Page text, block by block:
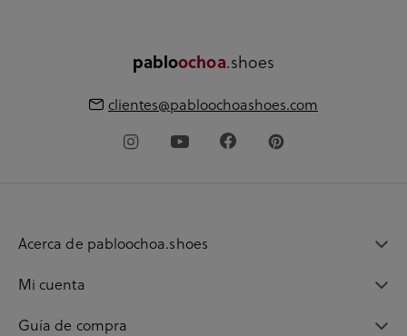
pabloochoa.shoes
clientes@pabloochoashoes.com
Acerca de pabloochoa.shoes
Mi cuenta
Guía de compra